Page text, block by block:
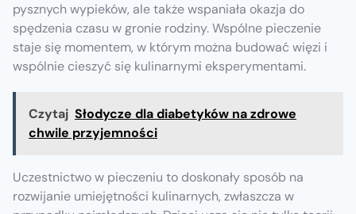
pysznych wypieków, ale także wspaniała okazja do
spędzenia czasu w gronie rodziny. Wspólne pieczenie
staje się momentem, w którym można budować więzi i
wspólnie cieszyć się kulinarnymi eksperymentami.
Czytaj Słodycze dla diabetyków na zdrowe
chwile przyjemności
Uczestnictwo w pieczeniu to doskonały sposób na
rozwijanie umiejętności kulinarnych, zwłaszcza w